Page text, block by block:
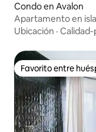
Condo en Avalon
Apartamento en
baños, esquinero
Ubicación ·
Favorito entre
Favorito entre